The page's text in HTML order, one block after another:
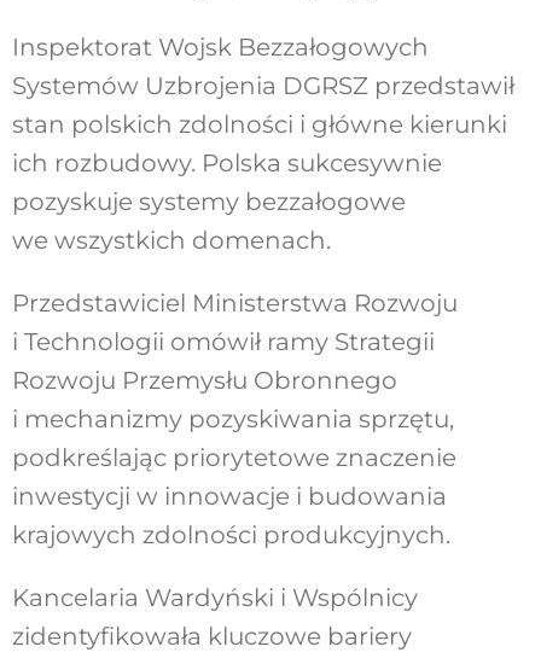
Inspektorat Wojsk Bezzałogowych
Systemów Uzbrojenia DGRSZ przedstawił
stan polskich zdolności i główne kierunki
ich rozbudowy. Polska sukcesywnie
pozyskuje systemy bezzałogowe
we wszystkich domenach.
Przedstawiciel Ministerstwa Rozwoju
i Technologii omówił ramy Strategii
Rozwoju Przemysłu Obronnego
i mechanizmy pozyskiwania sprzętu,
podkreślając priorytetowe znaczenie
inwestycji w innowacje i budowania
krajowych zdolności produkcyjnych.
Kancelaria Wardyński i Wspólnicy
zidentyfikowała kluczowe bariery